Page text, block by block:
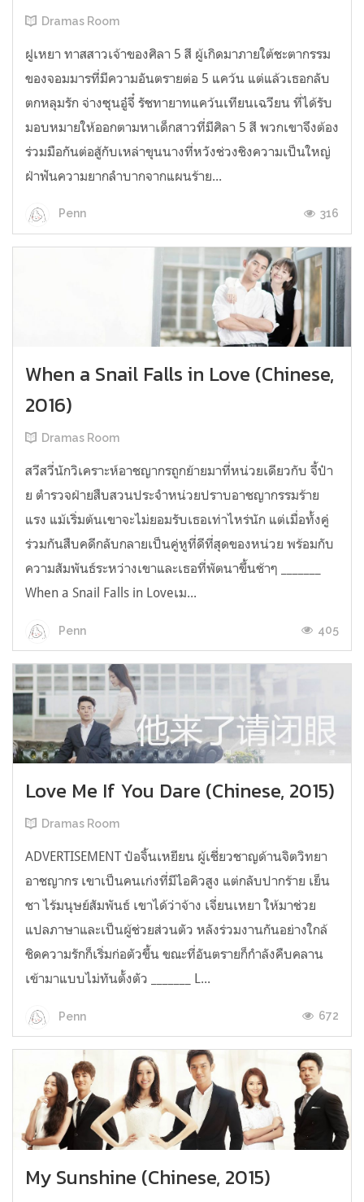
Dramas Room
ฝูเหยา ทาสสาวเจ้าของศิลา 5 สี ผู้เกิดมาภายใต้ชะตากรรม
ของจอมมารที่มีความอันตรายต่อ 5 แคว้น แต่แล้วเธอกลับ
ตกหลุมรัก จ่างซุนอู๋จี๋ รัชทายาทแคว้นเทียนเฉวียน ที่ได้รับ
มอบหมายให้ออกตามหาเด็กสาวที่มีศิลา 5 สี พวกเขาจึงต้อง
ร่วมมือกันต่อสู้กับเหล่าขุนนางที่หวังช่วงชิงความเป็นใหญ่
ฝ่าฟันความยากลำบากจากแผนร้าย...
Penn 316
When a Snail Falls in Love (Chinese,
2016)
Dramas Room
สวีสวี่นักวิเคราะห์อาชญากรถูกย้ายมาที่หน่วยเดียวกับ จี้ป๋า
ย ตำรวจฝ่ายสืบสวนประจำหน่วยปราบอาชญากรรมร้าย
แรง แม้เริ่มต้นเขาจะไม่ยอมรับเธอเท่าไหร่นัก แต่เมื่อทั้งคู่
ร่วมกันสืบคดีกลับกลายเป็นคู่หูที่ดีที่สุดของหน่วย พร้อมกับ
ความสัมพันธ์ระหว่างเขาและเธอที่พัตนาขึ้นช้าๆ _______
When a Snail Falls in Loveเม...
Penn 405
Love Me If You Dare (Chinese, 2015)
Dramas Room
ADVERTISEMENT ป๋อจิ้นเหยียน ผู้เชี่ยวชาญด้านจิตวิทยา
อาชญากร เขาเป็นคนเก่งที่มีไอคิวสูง แต่กลับปากร้าย เย็น
ชา ไร้มนุษย์สัมพันธ์ เขาได้ว่าจ้าง เจี่ยนเหยา ให้มาช่วย
แปลภาษาและเป็นผู้ช่วยส่วนตัว หลังร่วมงานกันอย่างใกล้
ชิดความรักก็เริ่มก่อตัวขึ้น ขณะที่อันตรายก็กำลังคืบคลาน
เข้ามาแบบไม่ทันตั้งตัว _______ L...
Penn 672
My Sunshine (Chinese, 2015)